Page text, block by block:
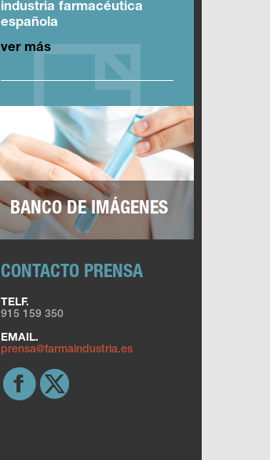
industria farmacéutica
española
ver más
BANCO DE IMÁGENES
CONTACTO PRENSA
TELF.
915 159 350
EMAIL.
prensa@farmaindustria.es